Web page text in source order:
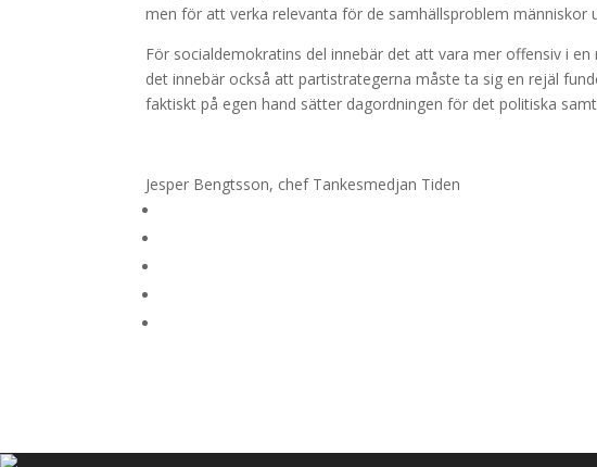
men för att verka relevanta för de samhällsproblem människor
För socialdemokratins del innebär det att vara mer offensiv i
det innebär också att partistrategerna måste ta sig en rejäl
faktiskt på egen hand sätter dagordningen för det politiska
Jesper Bengtsson, chef Tankesmedjan Tiden